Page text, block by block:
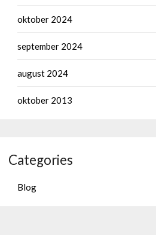
oktober 2024
september 2024
august 2024
oktober 2013
Categories
Blog